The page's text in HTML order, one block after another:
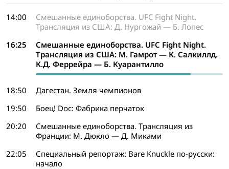
14:00
Смешанные единоборства. UFC Fight Night.
Трансляция из США: Д. Нургожай — Б. Лопес
16:25
Смешанные единоборства. UFC Fight Night.
Трансляция из США: М. Гамрот — К. Салкиллд.
К.Д. Феррейра — Б. Куарантилло
18:50
Дагестан. Земля чемпионов
19:50
Боец! Doc: Фабрика перчаток
20:20
Смешанные единоборства. Трансляция из
Франции: М. Дюкло — Д. Миками
22:05
Специальный репортаж: Bare Knuckle по-русски:
начало